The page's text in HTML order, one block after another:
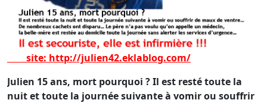
site: http://julien42.eklablog.com/
Julien 15 ans, mort pourquoi ? Il est resté toute la
nuit et toute la journée suivante à vomir ou souffrir